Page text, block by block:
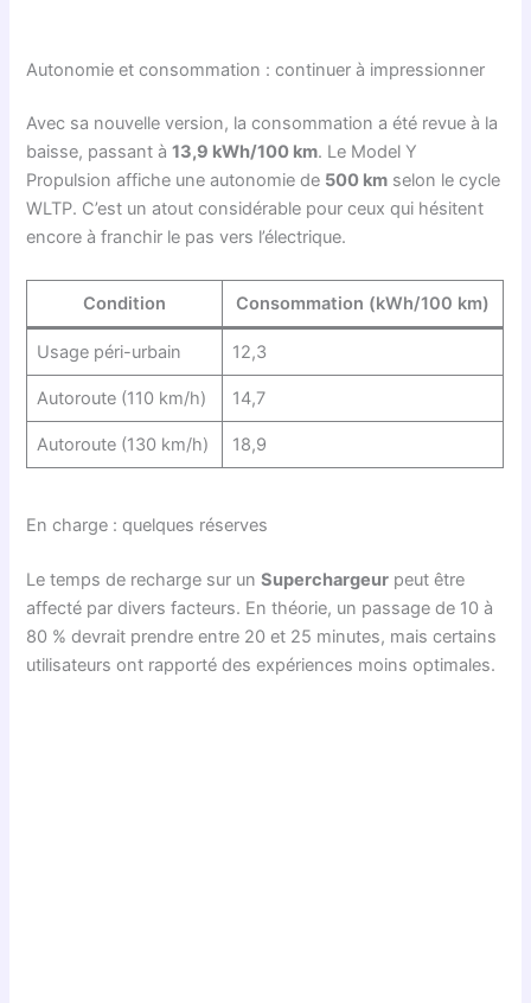
Autonomie et consommation : continuer à impressionner
Avec sa nouvelle version, la consommation a été revue à la
baisse, passant à13,9 kWh/100 km. Le Model Y
Propulsion affiche une autonomie de 500 km selon le cycle
WLTP. C’est un atout considérable pour ceux qui hésitent
encore à franchir le pas vers l’électrique.
Condition Consommation (kWh/100 km)
Usage péri-urbain 12,3
Autoroute (110 km/h) 14,7
Autoroute (130 km/h) 18,9
En charge : quelques réserves
Le temps de recharge sur unSuperchargeur peut être
affecté par divers facteurs. En théorie, un passage de 10 à
80 % devrait prendre entre 20 et 25 minutes, mais certains
utilisateurs ont rapporté des expériences moins optimales.